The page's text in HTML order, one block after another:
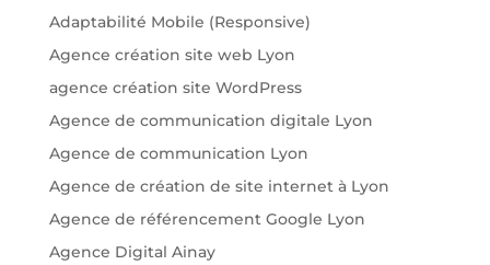
Adaptabilité Mobile (Responsive)
Agence création site web Lyon
agence création site WordPress
Agence de communication digitale Lyon
Agence de communication Lyon
Agence de création de site internet à Lyon
Agence de référencement Google Lyon
Agence Digital Ainay